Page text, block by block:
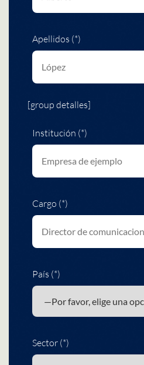
Apellidos (*)
[group detalles]
Institución (*)
Cargo (*)
País (*)
Sector (*)